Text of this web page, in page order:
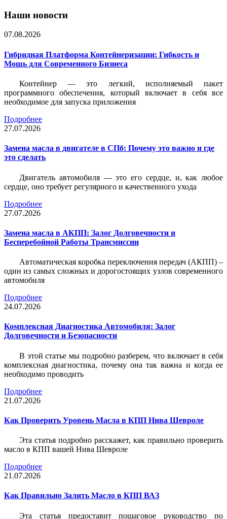
Наши новости
07.08.2026
Гибридная Платформа Контейнеризации: Гибкость и
Мощь для Современного Бизнеса
Контейнер — это легкий, исполняемый пакет
программного обеспечения, который включает в себя все
необходимое для запуска приложения
Подробнее
27.07.2026
Замена масла в двигателе в СПб: Почему это важно и где
это сделать
Двигатель автомобиля — это его сердце, и, как любое
сердце, оно требует регулярного и качественного ухода
Подробнее
27.07.2026
Замена масла в АКПП: Залог Долговечности и
Бесперебойной Работы Трансмиссии
Автоматическая коробка переключения передач (АКПП) –
один из самых сложных и дорогостоящих узлов современного
автомобиля
Подробнее
24.07.2026
Комплексная Диагностика Автомобиля: Залог
Долговечности и Безопасности
В этой статье мы подробно разберем, что включает в себя
комплексная диагностика, почему она так важна и когда ее
необходимо проводить
Подробнее
21.07.2026
Как Проверить Уровень Масла в КПП Нива Шевроле
Эта статья подробно расскажет, как правильно проверить
масло в КПП вашей Нива Шевроле
Подробнее
21.07.2026
Как Правильно Залить Масло в КПП ВАЗ
Эта статья предоставит пошаговое руководство по